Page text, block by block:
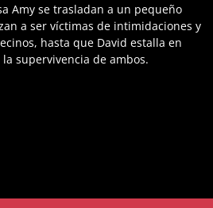
Amy se trasladan a un pequeño
a ser víctimas de intimidaciones y
hasta que David estalla en
supervivencia de ambos.